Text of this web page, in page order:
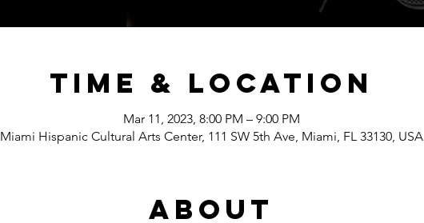
Time & Location
Mar 11, 2023, 8:00 PM – 9:00 PM
Miami Hispanic Cultural Arts Center, 111 SW 5th Ave, Miami, FL 33130, USA
About